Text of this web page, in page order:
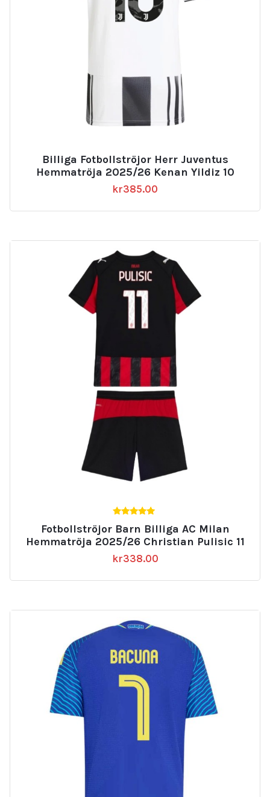
Billiga Fotbollströjor Herr Juventus
Hemmatröja 2025/26 Kenan Yildiz 10
kr385.00
av 5
Fotbollströjor Barn Billiga AC Milan
Hemmatröja 2025/26 Christian Pulisic 11
kr338.00